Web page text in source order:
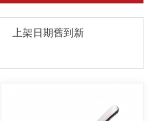
上架日期舊到新